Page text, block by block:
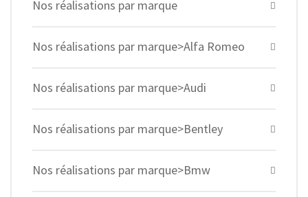
Nos réalisations par marque
Nos réalisations par marque>Alfa Romeo
Nos réalisations par marque>Audi
Nos réalisations par marque>Bentley
Nos réalisations par marque>Bmw